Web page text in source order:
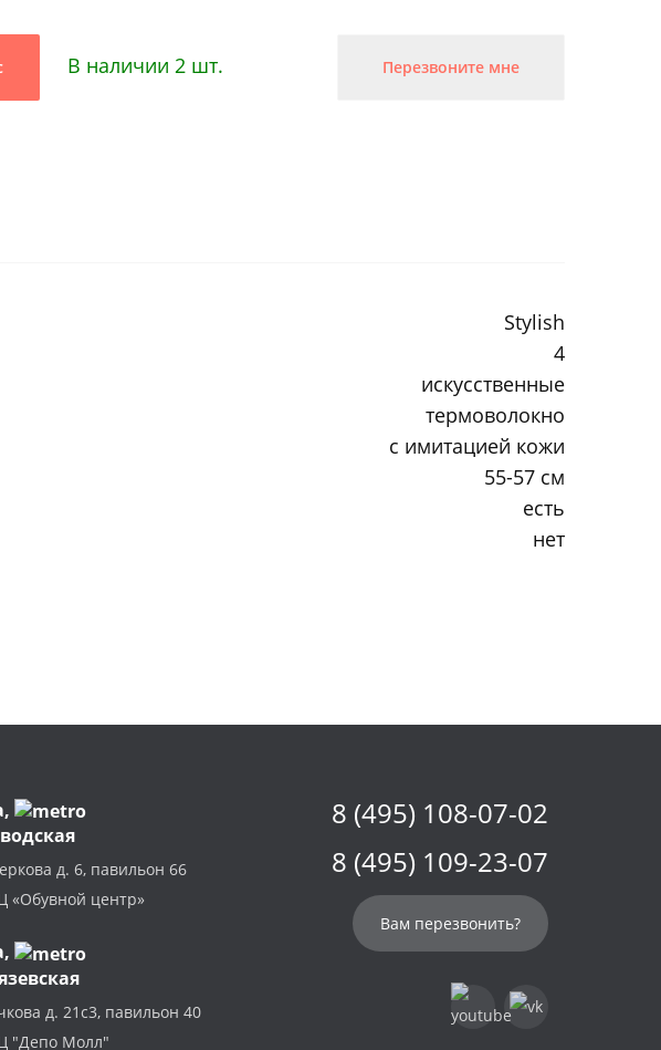
В наличии 2 шт. Перезвоните мне
Stylish
4
искусственные
термоволокно
с имитацией кожи
55-57 см
есть
нет
,
д. 6, павильон 66
«Обувной центр»
д. 21с3, павильон 40
"Депо Молл"
8 (495) 108-07-02
8 (495) 109-23-07
Вам перезвонить?